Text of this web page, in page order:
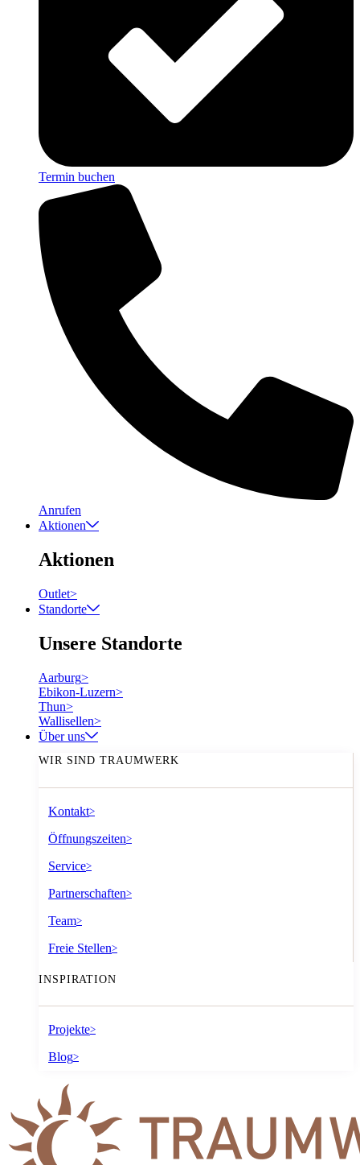
Termin buchen
Anrufen
Aktionen
Aktionen
Outlet>
Standorte
Unsere Standorte
Aarburg>
Ebikon-Luzern>
Thun>
Wallisellen>
Über uns
WIR SIND TRAUMWERK
Kontakt>
Öffnungszeiten>
Service>
Partnerschaften>
Team>
Freie Stellen>
INSPIRATION
Projekte>
Blog>